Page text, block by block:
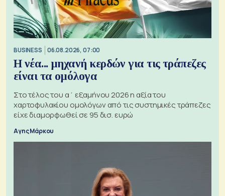
BUSINESS 06.08.2026, 07:00
Η νέα... μηχανή κερδών για τις τράπεζες
είναι τα ομόλογα
Στο τέλος του α΄ εξαμήνου 2026 η αξία του
χαρτοφυλακίου ομολόγων από τις συστημικές τράπεζες
είχε διαμορφωθεί σε 95 δισ. ευρώ
Αγης Μάρκου